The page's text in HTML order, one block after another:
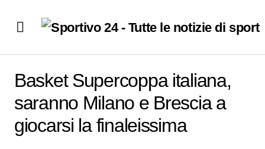
giocarsi la finaleissima
Basket Supercoppa italiana,
saranno Milano e Brescia a
giocarsi la finaleissima